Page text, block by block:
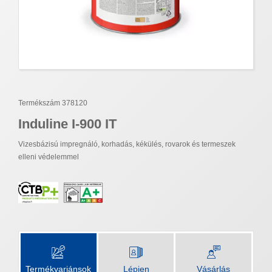
Termékszám 378120
Induline I-900 IT
Vizesbázisú impregnáló, korhadás, kékülés, rovarok és termeszek
elleni védelemmel
Termékvariánsok
Lépjen
Vásárlás